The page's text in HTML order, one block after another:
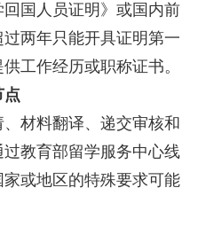
国人员证明》或国内前
两年只能开具证明第一
工作经历或职称证书。
点
材料翻译、递交审核和
教育部留学服务中心线
或地区的特殊要求可能